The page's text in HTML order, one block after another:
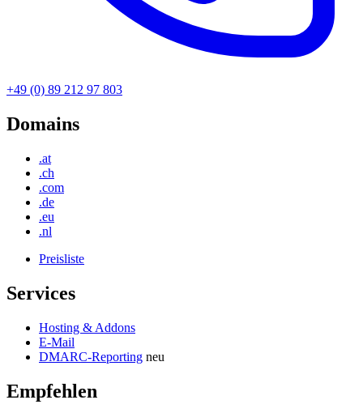
+49 (0) 89 212 97 803
Domains
.at
.ch
.com
.de
.eu
.nl
Preisliste
Services
Hosting & Addons
E-Mail
DMARC-Reporting neu
Empfehlen